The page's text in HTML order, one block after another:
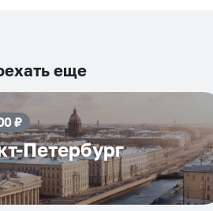
еще
₽
Петербург